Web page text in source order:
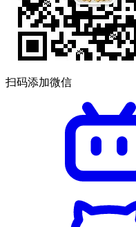
扫码添加微信